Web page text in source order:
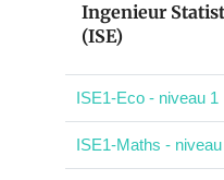
Ingenieur
(ISE)
ISE1-Eco - niveau 1
ISE1-Maths - niveau